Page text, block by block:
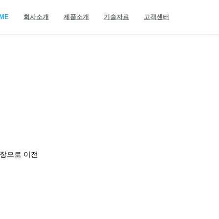
회사소개 제품소개 기술자료 고객센터
으로 이전